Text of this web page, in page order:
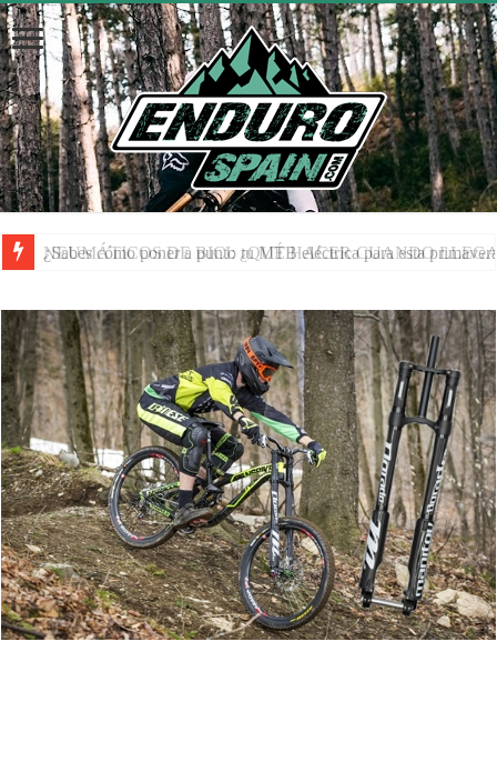
NEUMÁTICOS DE BICI: ¿QUÉ HACER CUANDO